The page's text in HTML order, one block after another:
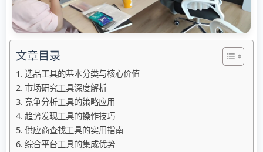
文章目录
选品工具的基本分类与核心价值
市场研究工具深度解析
竞争分析工具的策略应用
趋势发现工具的操作技巧
供应商查找工具的实用指南
综合平台工具的集成优势